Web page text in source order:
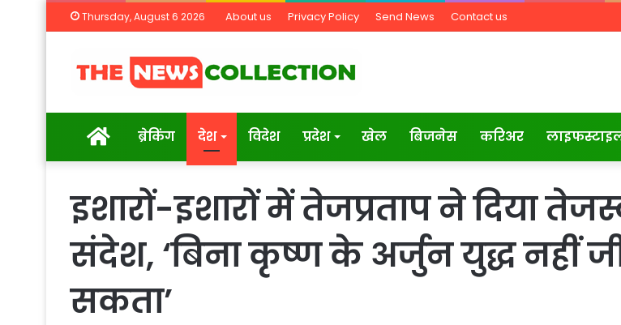
Thursday, August 6 2026 About us Privacy Policy Send News Contact us
Homeब्रेकिंग देश विदेश प्रदेश खेल बिजनेस करिअर
इशारों-इशारों में तेजप्रताप ने दिया
संदेश, ‘बिना कृष्ण के अर्जुन युद्ध नहीं
सकता’